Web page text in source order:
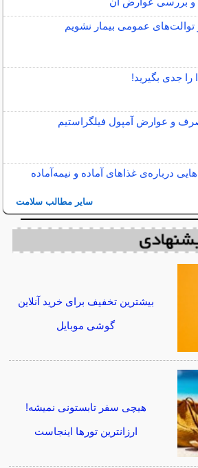
توالت‌های عمومی بیمار نشویم
را جدی بگیرید!
و عوارض آمپول فیلگراستیم
درباره‌ی غذاهای آماده و نیمه‌آماده
سایر مطالب سلامت
بیشترین تخفیف برای خرید آنلاین
گوشی موبایل
هیچی سفر تابستونی نمیشه!
ارزانترین تورها اینجاست